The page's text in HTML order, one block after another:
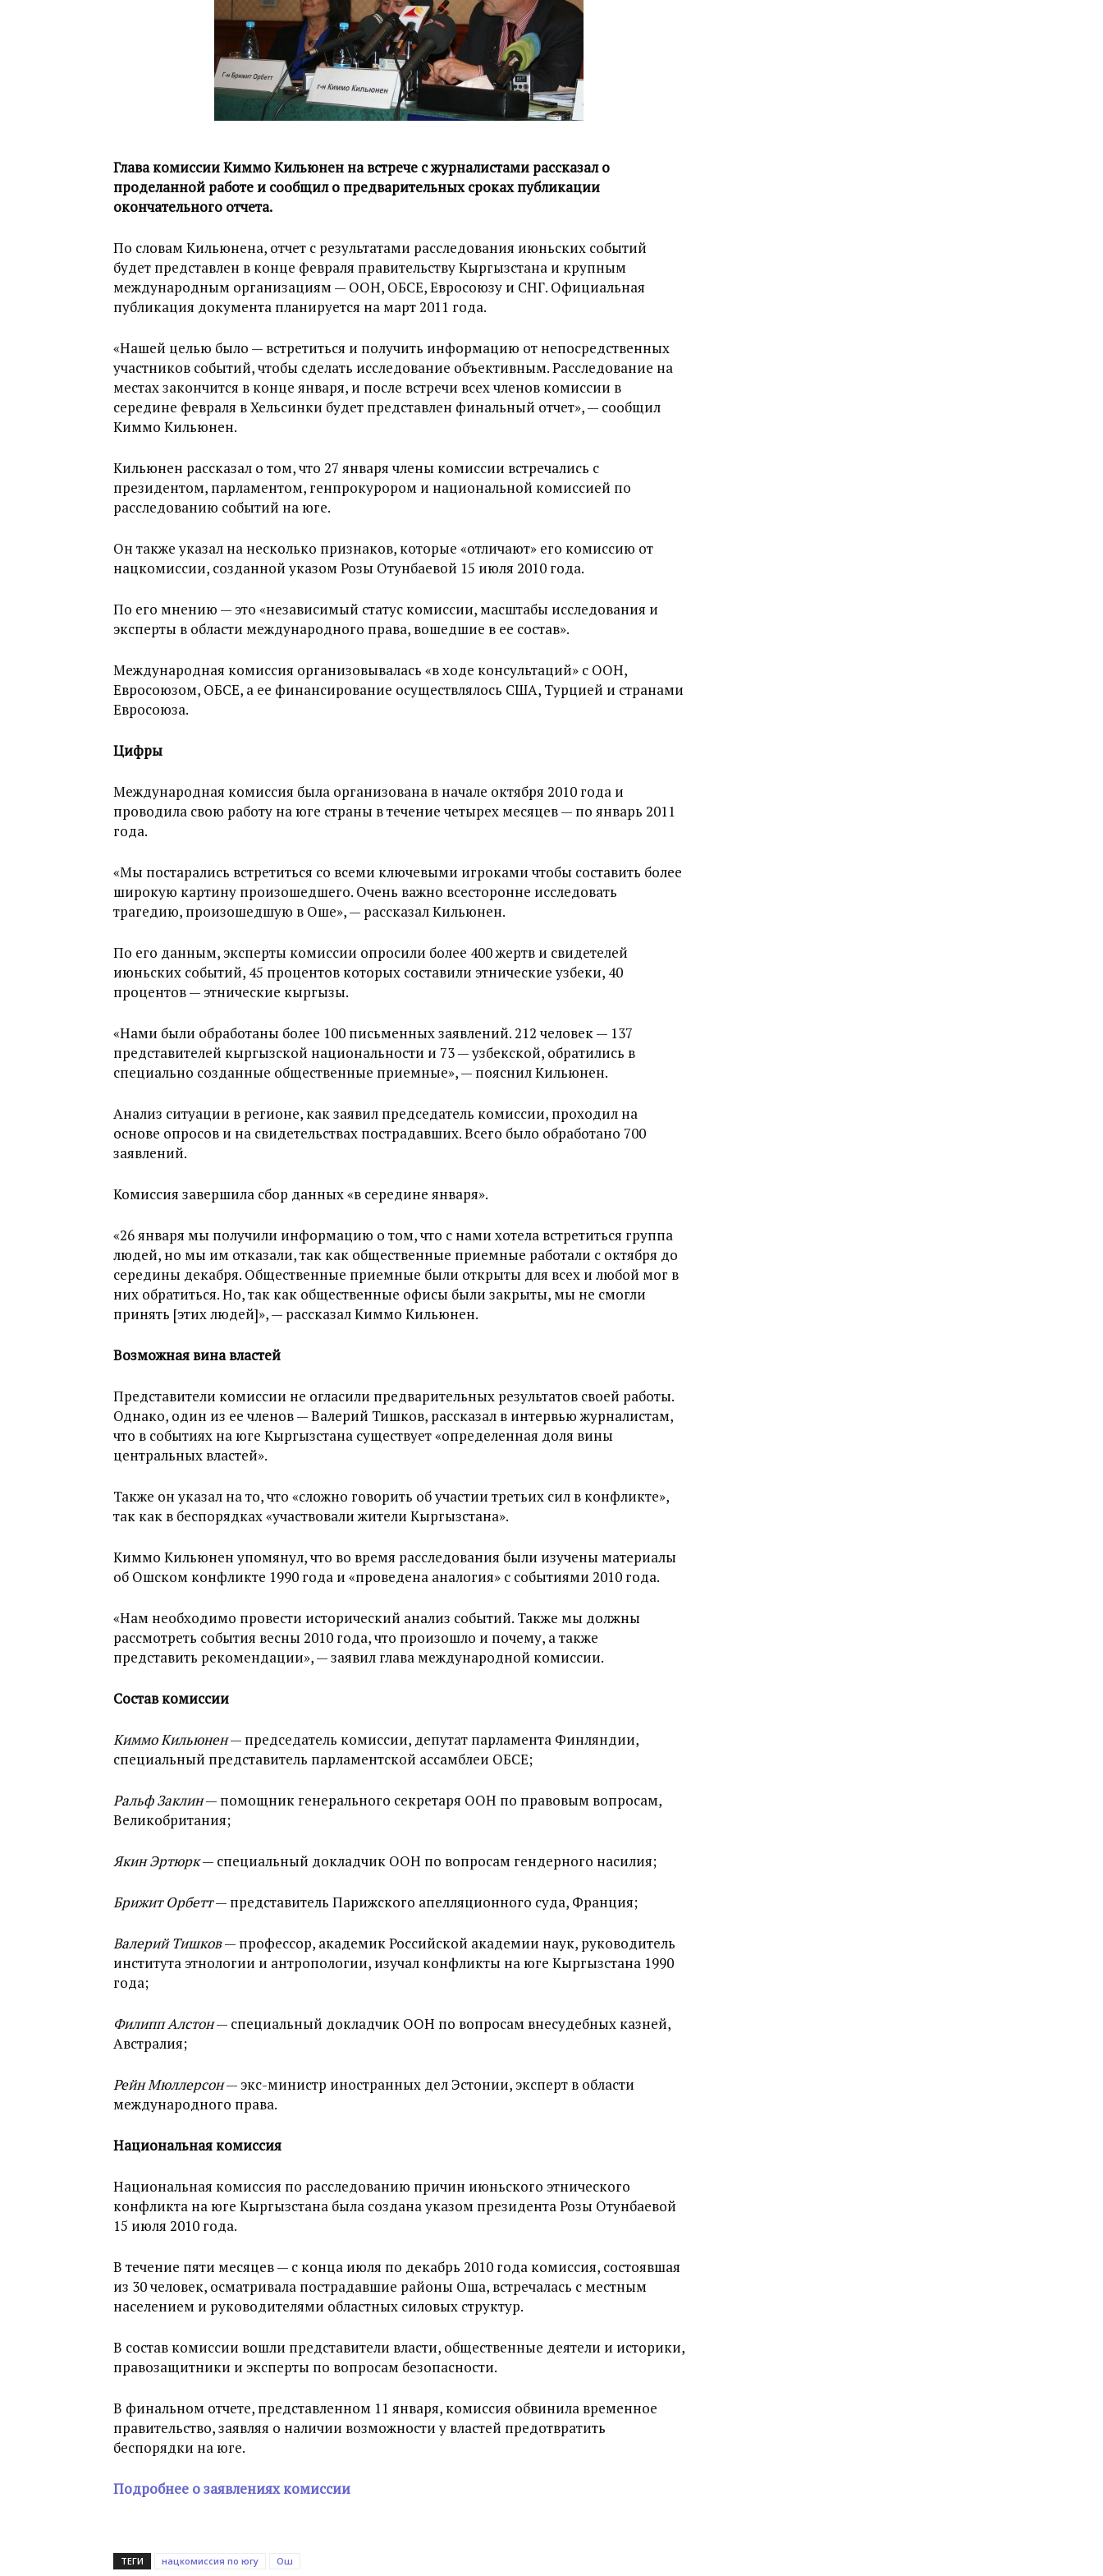
Глава комиссии Киммо Кильюнен на встрече с журналистами рассказал о
проделанной работе и сообщил о предварительных сроках публикации
окончательного отчета.
По словам Кильюнена, отчет с результатами расследования июньских событий
будет представлен в конце февраля правительству Кыргызстана и крупным
международным организациям — ООН, ОБСЕ, Евросоюзу и СНГ. Официальная
публикация документа планируется на март 2011 года.
«Нашей целью было — встретиться и получить информацию от непосредственных
участников событий, чтобы сделать исследование объективным. Расследование на
местах закончится в конце января, и после встречи всех членов комиссии в
середине февраля в Хельсинки будет представлен финальный отчет», — сообщил
Киммо Кильюнен.
Кильюнен рассказал о том, что 27 января члены комиссии встречались с
президентом, парламентом, генпрокурором и национальной комиссией по
расследованию событий на юге.
Он также указал на несколько признаков, которые «отличают» его комиссию от
нацкомиссии, созданной указом Розы Отунбаевой 15 июля 2010 года.
По его мнению — это «независимый статус комиссии, масштабы исследования и
эксперты в области международного права, вошедшие в ее состав».
Международная комиссия организовывалась «в ходе консультаций» с ООН,
Евросоюзом, ОБСЕ, а ее финансирование осуществлялось США, Турцией и странами
Евросоюза.
Цифры
Международная комиссия была организована в начале октября 2010 года и
проводила свою работу на юге страны в течение четырех месяцев — по январь 2011
года.
«Мы постарались встретиться со всеми ключевыми игроками чтобы составить более
широкую картину произошедшего. Очень важно всесторонне исследовать
трагедию, произошедшую в Оше», — рассказал Кильюнен.
По его данным, эксперты комиссии опросили более 400 жертв и свидетелей
июньских событий, 45 процентов которых составили этнические узбеки, 40
процентов — этнические кыргызы.
«Нами были обработаны более 100 письменных заявлений. 212 человек — 137
представителей кыргызской национальности и 73 — узбекской, обратились в
специально созданные общественные приемные», — пояснил Кильюнен.
Анализ ситуации в регионе, как заявил председатель комиссии, проходил на
основе опросов и на свидетельствах пострадавших. Всего было обработано 700
заявлений.
Комиссия завершила сбор данных «в середине января».
«26 января мы получили информацию о том, что с нами хотела встретиться группа
людей, но мы им отказали, так как общественные приемные работали с октября до
середины декабря. Общественные приемные были открыты для всех и любой мог в
них обратиться. Но, так как общественные офисы были закрыты, мы не смогли
принять [этих людей]», — рассказал Киммо Кильюнен.
Возможная вина властей
Представители комиссии не огласили предварительных результатов своей работы.
Однако, один из ее членов — Валерий Тишков, рассказал в интервью журналистам,
что в событиях на юге Кыргызстана существует «определенная доля вины
центральных властей».
Также он указал на то, что «сложно говорить об участии третьих сил в конфликте»,
так как в беспорядках «участвовали жители Кыргызстана».
Киммо Кильюнен упомянул, что во время расследования были изучены материалы
об Ошском конфликте 1990 года и «проведена аналогия» с событиями 2010 года.
«Нам необходимо провести исторический анализ событий. Также мы должны
рассмотреть события весны 2010 года, что произошло и почему, а также
представить рекомендации», — заявил глава международной комиссии.
Состав комиссии
Киммо Кильюнен— председатель комиссии, депутат парламента Финляндии,
специальный представитель парламентской ассамблеи ОБСЕ;
Ральф Заклин— помощник генерального секретаря ООН по правовым вопросам,
Великобритания;
Якин Эртюрк— специальный докладчик ООН по вопросам гендерного насилия;
Брижит Орбетт— представитель Парижского апелляционного суда, Франция;
Валерий Тишков— профессор, академик Российской академии наук, руководитель
института этнологии и антропологии, изучал конфликты на юге Кыргызстана 1990
года;
Филипп Алстон— специальный докладчик ООН по вопросам внесудебных казней,
Австралия;
Рейн Мюллерсон— экс-министр иностранных дел Эстонии, эксперт в области
международного права.
Национальная комиссия
Национальная комиссия по расследованию причин июньского этнического
конфликта на юге Кыргызстана была создана указом президента Розы Отунбаевой
15 июля 2010 года.
В течение пяти месяцев — с конца июля по декабрь 2010 года комиссия, состоявшая
из 30 человек, осматривала пострадавшие районы Оша, встречалась с местным
населением и руководителями областных силовых структур.
В состав комиссии вошли представители власти, общественные деятели и историки,
правозащитники и эксперты по вопросам безопасности.
В финальном отчете, представленном 11 января, комиссия обвинила временное
правительство, заявляя о наличии возможности у властей предотвратить
беспорядки на юге.
Подробнее о заявлениях комиссии
ТЕГИ нацкомиссия по югу Ош